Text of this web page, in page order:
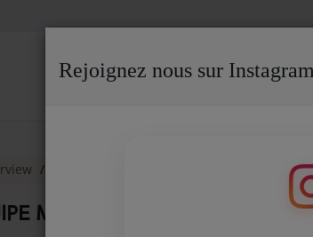
Julien, Chef d'équipe montage des tribunes
MONTAGE DES TRIBUNES
Rejoignez nous sur